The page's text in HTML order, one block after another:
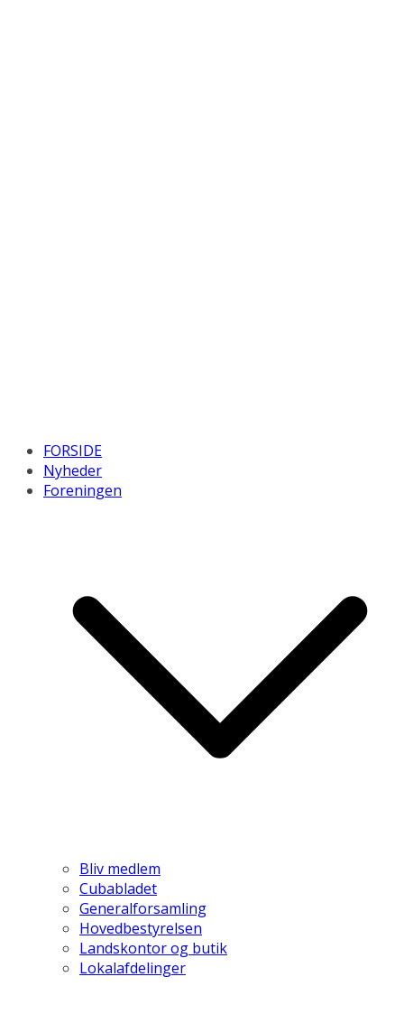
FORSIDE
Nyheder
Foreningen
Bliv medlem
Cubabladet
Generalforsamling
Hovedbestyrelsen
Landskontor og butik
Lokalafdelinger